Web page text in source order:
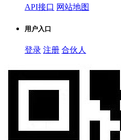
API接口 网站地图
用户入口
登录 注册 合伙人